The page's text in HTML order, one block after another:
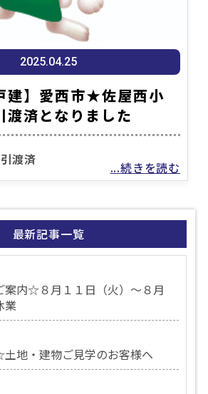
2025.04.25
建】愛西市★佐屋西小
済となりました
渡済 ...続きを読む
最新記事一覧
内☆８月１１日（火）～８月
業
地・建物ご見学のお客様へ